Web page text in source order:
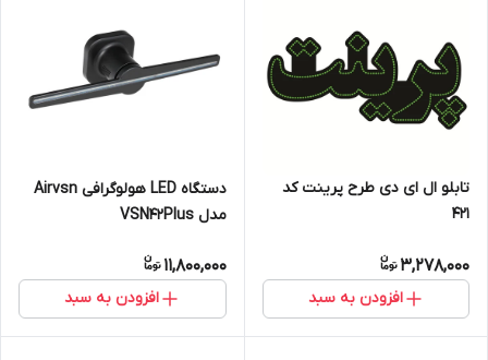
تابلو ال ای دی طرح پرینت کد
۴۲۱
3,278,000
افزودن به سبد
دستگاه LED هولوگرافی Airvsn
مدل VSN42Plus
11,800,000
افزودن به سبد